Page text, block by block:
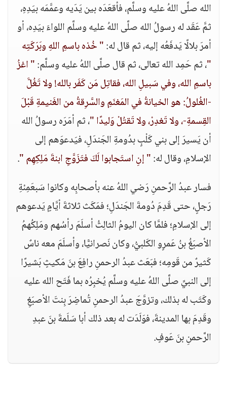
الله صلَّى اللهُ عليه وسلَّم، فأقعَدَه بين يَدَيه وعمَّمَه بيَدِهِ،
ثمَّ عَقَد له رسولُ الله صلَّى اللهُ عليه وسلَّم اللواءَ بيَدِه، أو
أمرَ بلالًا يَدفَعُه إليه، ثم قال له:" خُذه باسمِ اللهِ وبَرَكَتِه
"، ثم حَمِد الله تعالى، ثم قال صلَّى اللهُ عليه وسلَّم:" اغزُ
باسمِ الله، وفي سَبيلِ الله، فقاتِل مَن كَفَر بالله! ولا تَغُلَّ
-الغُلولُ: هو الخيانةُ في المَغنَمِ والسَّرِقةُ من الغَنيمةِ قَبْلَ
القِسمةِ-، ولا تَغدِرْ، ولا تَقتُلْ وَليدًا "، ثم أمَرَه رسولُ الله
أن يَسيرَ إلى بني كَلْبٍ بدُومةِ الجَندَلِ، فيَدعوَهم إلى
الإسلامِ، وقال له:" إنِ استَجابوا لَكَ فتَزَوَّجِ ابنةَ مَلِكِهِم ".
فسار عبدُ الرَّحمنِ رَضي اللهُ عنه بأصحابِه وكانوا سَبعَمِئةِ
رَجلٍ، حتى قَدِمَ دُومةَ الجَندَلِ؛ فمَكَث ثلاثةَ أيَّامٍ يَدعوهم
إلى الإسلامِ؛ فلمَّا كان اليومُ الثالِثُ أسلَمَ رأسُهم ومَلِكُهمُ
الأصبَغُ بنُ عَمرٍو الكَلبيُّ، وكان نَصرانيًّا، وأسلَمَ معه ناسٌ
كَثيرٌ من قَومِه؛ فبَعَث عبدُ الرحمنِ رافِعَ بنَ مَكيثٍ بَشيرًا
إلى النبيِّ صلَّى اللهُ عليه وسلَّم يُخبِرُه بما فَتَح الله عليه
وكَتَب له بذلك، وتزوَّجَ عبدُ الرحمنِ تُماضِرَ بِنتَ الأصبَغِ
وقَدِمَ بها المدينةَ، فوَلَدَت له بعد ذلك أبا سَلَمةَ بنَ عبدِ
الرَّحمنِ بنَ عَوفٍ.